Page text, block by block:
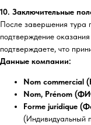
10. Заключительные
После завершения тура
подтверждение
подтверждаете, что
Данные компании:
Nom commercial
Nom, Prénom
Forme juridique
(Индивидуальный